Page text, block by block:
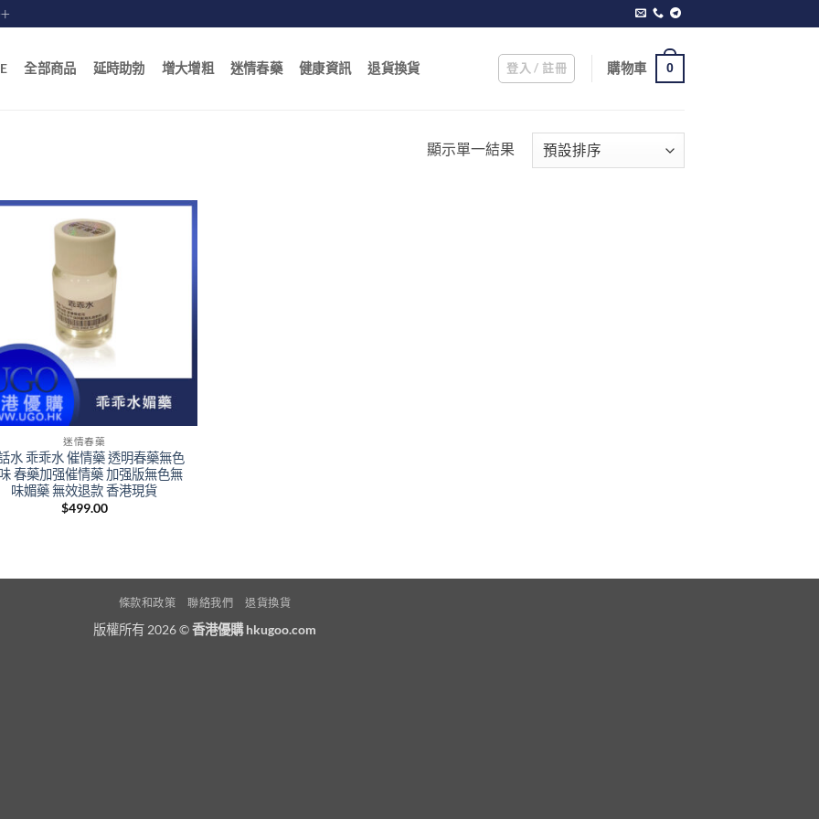
全部商品 延時助勃 增大增粗 迷情春藥 健康資訊 退貨換貨 登入 / 註冊 購物車 0
顯示單一結果
迷情春藥
水 乖乖水 催情藥 透明春藥無色
春藥加强催情藥 加强版無色無
味媚藥 無效退款 香港現貨
$499.00
條款和政策 聯絡我們 退貨換貨
版權所有 2026 ©香港優購 hkugoo.com